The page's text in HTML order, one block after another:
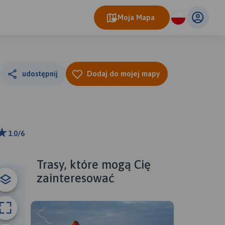
Moja Mapa
udostępnij Dodaj do mojej mapy
1.0/6
Trasy, które mogą Cię
zainteresować